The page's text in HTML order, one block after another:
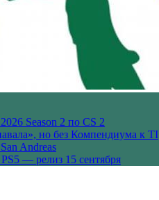
Season 2 по CS 2
но без Компендиума к TI
Andreas
— релиз 15 сентября